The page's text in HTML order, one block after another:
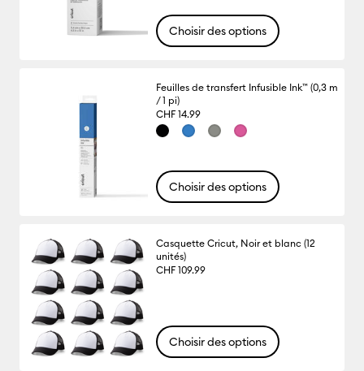
Choisir des options
Feuilles de transfert Infusible Ink™ (0,3 m
/ 1 pi)
CHF 14.99
Choisir des options
Casquette Cricut, Noir et blanc (12
unités)
CHF 109.99
Choisir des options